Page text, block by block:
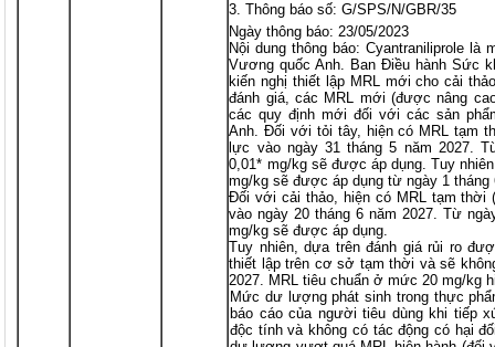
Thông báo số: G/SPS/N/GBR/35
Ngày thông báo: 23/05/2023
Nội dung thông báo: Cyantraniliprole
Vương quốc Anh. Ban Điều hành Sức
kiến nghị thiết lập MRL mới cho cải
đánh giá, các MRL mới (được nâng
các quy định mới đối với các sản
Anh. Đối với tỏi tây, hiện có MRL tạm
lực vào ngày 31 tháng 5 năm 2027.
0,01* mg/kg sẽ được áp dụng. Tuy
mg/kg sẽ được áp dụng từ ngày 1 tháng
Đối với cải thảo, hiện có MRL tạm thời
vào ngày 20 tháng 6 năm 2027. Từ
mg/kg sẽ được áp dụng.
Tuy nhiên, dựa trên đánh giá rủi ro
thiết lập trên cơ sở tạm thời và sẽ
2027. MRL tiêu chuẩn ở mức 20 mg/kg
Mức dư lượng phát sinh trong thực
báo cáo của người tiêu dùng khi tiếp
độc tính và không có tác động có hại